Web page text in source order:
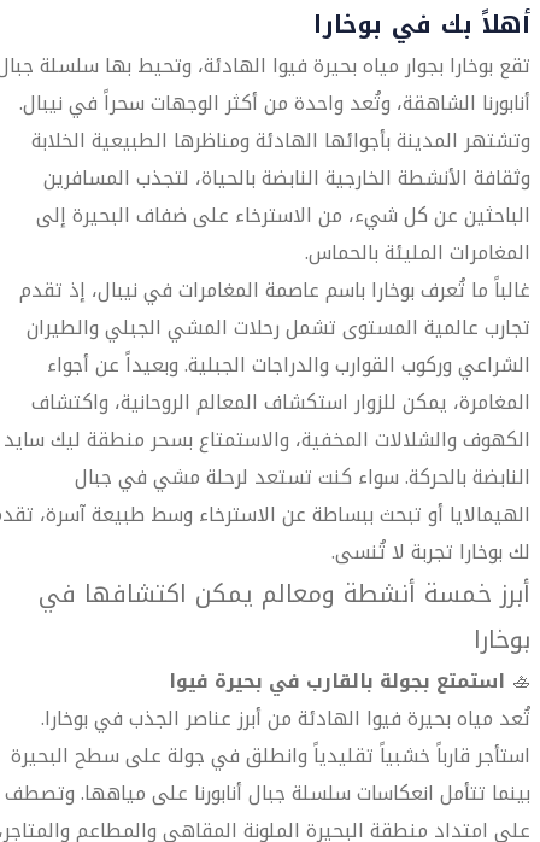
أهلاً بك في بوخارا
تقع بوخارا بجوار مياه بحيرة فيوا الهادئة، وتحيط بها سلسلة
أنابورنا الشاهقة، وتُعد واحدة من أكثر الوجهات سحراً في نيبال.
وتشتهر المدينة بأجوائها الهادئة ومناظرها الطبيعية الخلابة
وثقافة الأنشطة الخارجية النابضة بالحياة، لتجذب المسافرين
الباحثين عن كل شيء، من الاسترخاء على ضفاف البحيرة إلى
المغامرات المليئة بالحماس.
غالباً ما تُعرف بوخارا باسم عاصمة المغامرات في نيبال، إذ تقدم
تجارب عالمية المستوى تشمل رحلات المشي الجبلي والطيران
الشراعي وركوب القوارب والدراجات الجبلية. وبعيداً عن أجواء
المغامرة، يمكن للزوار استكشاف المعالم الروحانية، واكتشاف
الكهوف والشلالات المخفية، والاستمتاع بسحر منطقة ليك سايد
النابضة بالحركة. سواء كنت تستعد لرحلة مشي في جبال
الهيمالايا أو تبحث ببساطة عن الاسترخاء وسط طبيعة آسرة،
لك بوخارا تجربة لا تُنسى.
أبرز خمسة أنشطة ومعالم يمكن اكتشافها في
بوخارا
🚣 استمتع بجولة بالقارب في بحيرة فيوا
تُعد مياه بحيرة فيوا الهادئة من أبرز عناصر الجذب في بوخارا.
استأجر قارباً خشبياً تقليدياً وانطلق في جولة على سطح البحيرة
بينما تتأمل انعكاسات سلسلة جبال أنابورنا على مياهها. وتصطف
على امتداد منطقة البحيرة الملونة المقاهي والمطاعم